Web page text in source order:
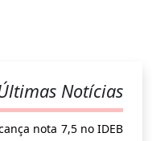
Notícias
nota 7,5 no IDEB